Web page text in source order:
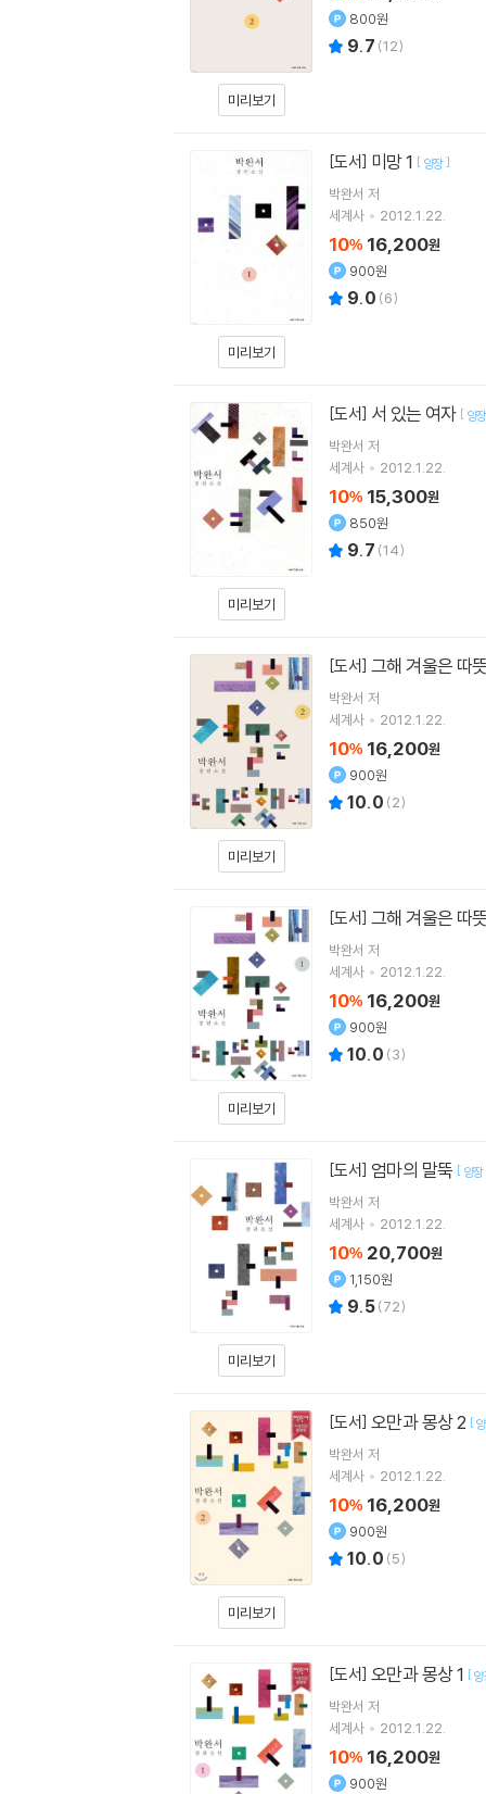
미리보기
800원
9.7 (12)
미리보기
[도서] 미망 1 [ 양장]
박완서 저
세계사
2012.1.22.
10% 16,200원
900원
9.0 (6)
미리보기
[도서] 서 있는 여자 [ 양장
박완서 저
세계사
2012.1.22.
10% 15,300원
850원
9.7 (14)
미리보기
[도서] 그해 겨울은 따
박완서 저
세계사
2012.1.22.
10% 16,200원
900원
10.0 (2)
미리보기
[도서] 그해 겨울은 따
박완서 저
세계사
2012.1.22.
10% 16,200원
900원
10.0 (3)
미리보기
[도서] 엄마의 말뚝 [ 양장
박완서 저
세계사
2012.1.22.
10% 20,700원
1,150원
9.5(72)
미리보기
[도서] 오만과 몽상 2 [
박완서 저
세계사
2012.1.22.
10% 16,200원
900원
10.0 (5)
[도서] 오만과 몽상 1 [
박완서 저
세계사
2012.1.22.
10% 16,200원
900원